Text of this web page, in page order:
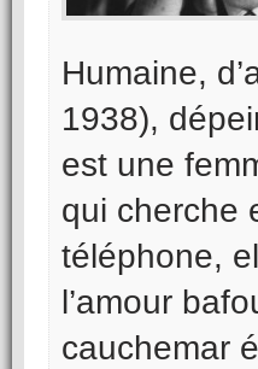
Humaine,
1938),
est une
qui cherche
téléphone,
l’amour
cauchemar